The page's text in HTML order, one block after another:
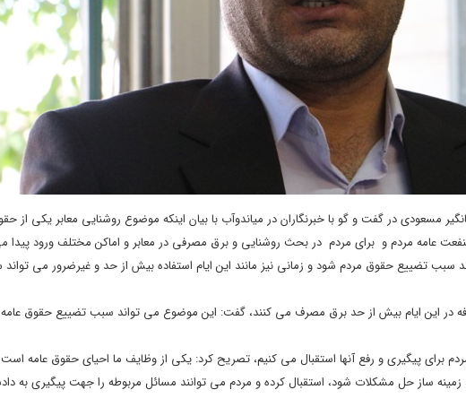
مسعودی در گفت و گو با خبرنگاران در میاندوآب با بیان اینکه موضوع روشنایی معابر یکی از
عامه مردم و برای مردم در بحث روشنایی و برق مصرفی در معابر و اماکن مختلف ورود پیدا
سبب تضییع حقوق مردم شود و زمانی نیز مانند این ایام استفاده بیش از حد و غیرضرور می
در این ایام بیش از حد برق مصرف می کنند، گفت: این موضوع می تواند سبب تضییع حقوق
برای پیگیری و رفع آنها استقبال می کنیم، تصریح کرد: یکی از وظایف ما احیای حقوق عامه است
ساز حل مشکلات شود، استقبال کرده و مردم می توانند مسائل مربوطه را جهت پیگیری به